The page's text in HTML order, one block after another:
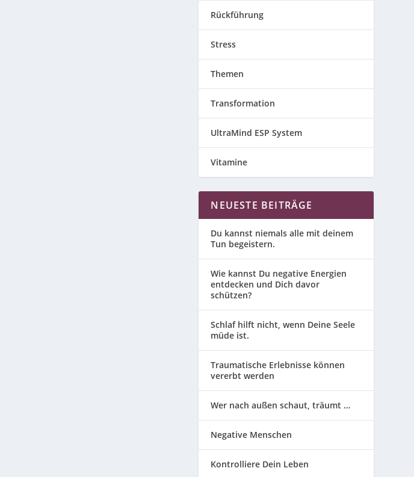
Rückführung
Stress
Themen
Transformation
UltraMind ESP System
Vitamine
NEUESTE BEITRÄGE
Du kannst niemals alle mit deinem
Tun begeistern.
Wie kannst Du negative Energien
entdecken und Dich davor
schützen?
Schlaf hilft nicht, wenn Deine Seele
müde ist.
Traumatische Erlebnisse können
vererbt werden
Wer nach außen schaut, träumt …
Negative Menschen
Kontrolliere Dein Leben